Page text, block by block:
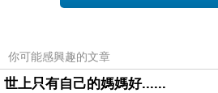
你可能感興趣的文章
世上只有自己的媽媽好......